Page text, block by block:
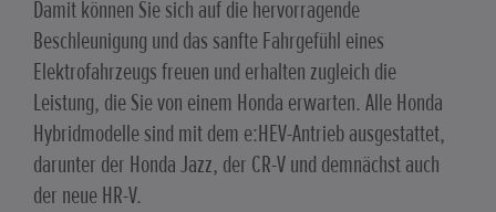
Damit können Sie sich auf die hervorragende
Beschleunigung und das sanfte Fahrgefühl eines
Elektrofahrzeugs freuen und erhalten zugleich die
Leistung, die Sie von einem Honda erwarten. Alle Honda
Hybridmodelle sind mit dem e:HEV-Antrieb ausgestattet,
darunter der Honda Jazz, der CR-V und demnächst auch
der neue HR-V.